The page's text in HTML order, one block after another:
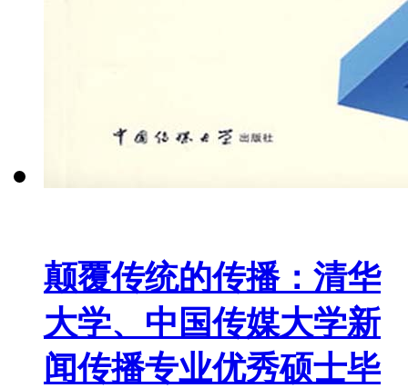
颠覆传统的传播：清华
大学、中国传媒大学新
闻传播专业优秀硕士毕